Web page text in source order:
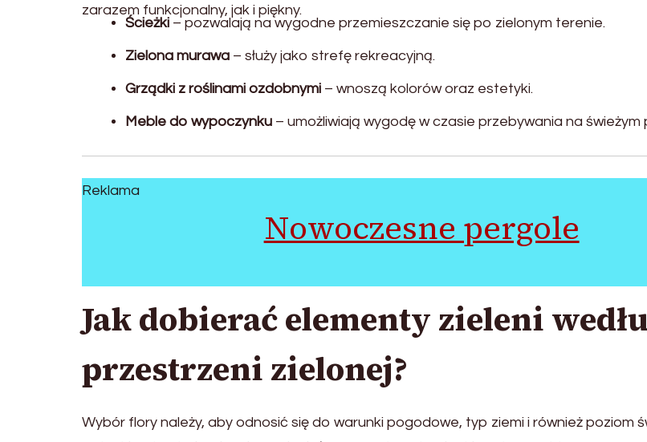
zarazem funkcjonalny, jak i piękny.
Ścieżki – pozwalają na wygodne przemieszczanie się po zielonym terenie.
Zielona murawa – służy jako strefę rekreacyjną.
Grządki z roślinami ozdobnymi – wnoszą kolorów oraz estetyki.
Meble do wypoczynku – umożliwiają wygodę w czasie przebywania na świeżym
Reklama
Nowoczesne pergole
Jak dobierać elementy zieleni
przestrzeni zielonej?
Wybór flory należy, aby odnosić się do warunki pogodowe, typ ziemi i również poziom